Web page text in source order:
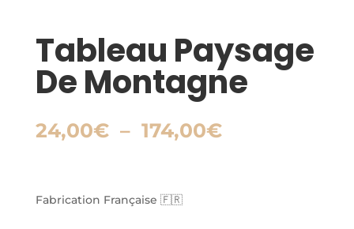
Tableau Paysage
De Montagne
24,00€ – 174,00€Plage
Fabrication Française 🇫🇷